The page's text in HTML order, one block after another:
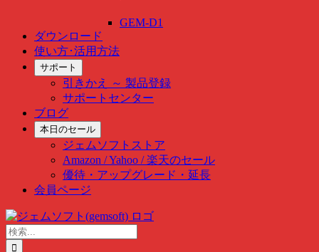
GEM-D1
ダウンロード
使い方･活用方法
サポート
引きかえ ～ 製品登録
サポートセンター
ブログ
本日のセール
ジェムソフトストア
Amazon / Yahoo / 楽天のセール
優待・アップグレード・延長
会員ページ
Skip
to
content
検
索